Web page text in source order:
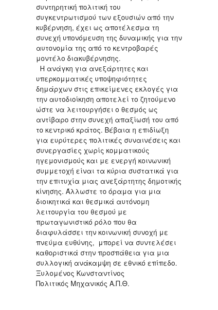
συντηρητική πολιτική του
συγκεντρωτισμού των εξουσιών από την
κυβέρνηση, έχει ως αποτέλεσμα τη
συνεχή υπονόμευση της δυναμικής για την
αυτονομία της από το κεντροβαρές
μοντέλο διακυβέρνησης.
Η ανάγκη για ανεξάρτητες και
υπερκομματικές υποψηφιότητες
δημάρχων στις επικείμενες εκλογές για
την αυτοδιοίκηση αποτελεί το ζητούμενο
ώστε να λειτουργήσει ο θεσμός ως
αντίβαρο στην συνεχή απαξίωσή του από
το κεντρικό κράτος. Βέβαια η επιδίωξη
για ευρύτερες πολιτικές συναινέσεις και
συνεργασίες χωρίς κομματικούς
ηγεμονισμούς και με ενεργή κοινωνική
συμμετοχή είναι τα κύρια συστατικά για
την επιτυχία μιας ανεξάρτητης δημοτικής
κίνησης. Άλλωστε το όραμα για μια
διοικητικά και θεσμικά αυτόνομη
λειτουργία του θεσμού με
πρωταγωνιστικό ρόλο που θα
διαφυλάσσει την κοινωνική συνοχή με
πνεύμα ευθύνης, μπορεί να συντελέσει
καθοριστικά στην προσπάθεια για μια
συλλογική ανάκαμψη σε εθνικό επίπεδο.
Ξυλομένος Κωνσταντίνος
Πολιτικός Μηχανικός Α.Π.Θ.